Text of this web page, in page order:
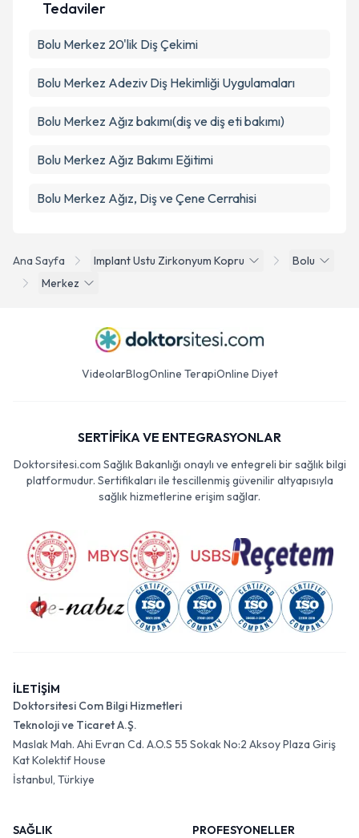
Ana Sayfa Implant Ustu Zirkonyum Kopru
Bolu
Merkez
Tedaviler
Bolu Merkez 20'lik Diş Çekimi
Bolu Merkez Adeziv Diş Hekimliği Uygulamaları
Bolu Merkez Ağız bakımı(diş ve diş eti bakımı)
Bolu Merkez Ağız Bakımı Eğitimi
Bolu Merkez Ağız, Diş ve Çene Cerrahisi
VideolarBlogOnline TerapiOnline Diyet
SERTİFİKA VE ENTEGRASYONLAR
Doktorsitesi.com Sağlık Bakanlığı onaylı ve entegreli bir sağlık bilgi
platformudur. Sertifikaları ile tescillenmiş güvenilir altyapısıyla
sağlık hizmetlerine erişim sağlar.
İLETİŞİM
Doktorsitesi Com Bilgi Hizmetleri
Teknoloji ve Ticaret A.Ş.
Maslak Mah. Ahi Evran Cd. A.O.S 55 Sokak No:2 Aksoy Plaza Giriş
Kat Kolektif House
İstanbul, Türkiye
SAĞLIK
PROFESYONELLER